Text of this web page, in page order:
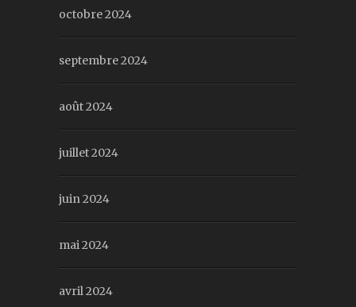
octobre 2024
septembre 2024
août 2024
juillet 2024
juin 2024
mai 2024
avril 2024